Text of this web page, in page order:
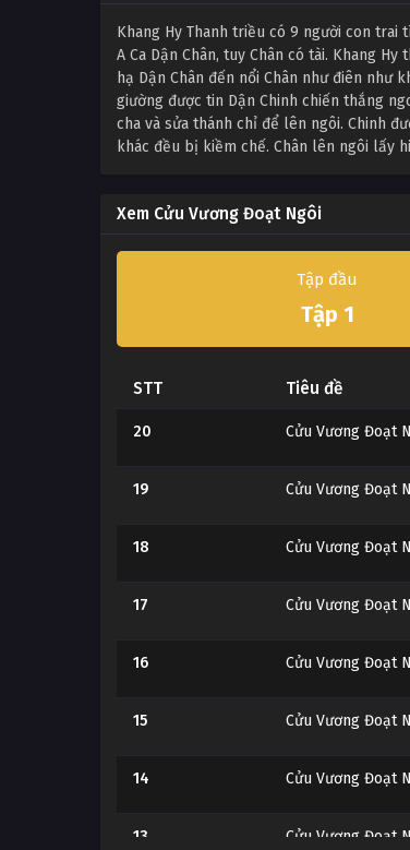
Khang Hy Thanh triều có 9 người con
A Ca Dận Chân, tuy Chân có tài. Khang
hạ Dận Chân đến nổi Chân như điên như
giường được tin Dận Chinh chiến thắng
cha và sửa thánh chỉ để lên ngôi. Chinh
khác đều bị kiềm chế. Chân lên ngôi lấy
Xem Cửu Vương Đoạt Ngôi
Tập đầu
Tập 1
STT Tiêu đề
20 Cửu Vương Đoạt
19 Cửu Vương Đoạt
18 Cửu Vương Đoạt
17 Cửu Vương Đoạt
16 Cửu Vương Đoạt
15 Cửu Vương Đoạt
14 Cửu Vương Đoạt
13 Cửu Vương Đoạt